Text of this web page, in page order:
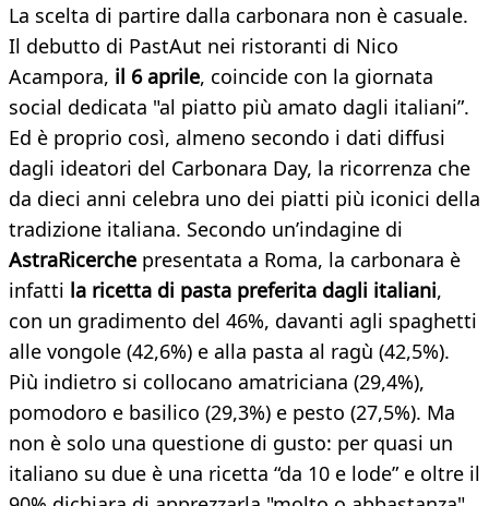
La scelta di partire dalla carbonara non è casuale.
Il debutto di PastAut nei ristoranti di Nico
Acampora, il 6 aprile, coincide con la giornata
social dedicata "al piatto più amato dagli italiani”.
Ed è proprio così, almeno secondo i dati diffusi
dagli ideatori del Carbonara Day, la ricorrenza che
da dieci anni celebra uno dei piatti più iconici della
tradizione italiana. Secondo un’indagine di
AstraRicerche presentata a Roma, la carbonara è
infatti la ricetta di pasta preferita dagli italiani,
con un gradimento del 46%, davanti agli spaghetti
alle vongole (42,6%) e alla pasta al ragù (42,5%).
Più indietro si collocano amatriciana (29,4%),
pomodoro e basilico (29,3%) e pesto (27,5%). Ma
non è solo una questione di gusto: per quasi un
italiano su due è una ricetta “da 10 e lode” e oltre il